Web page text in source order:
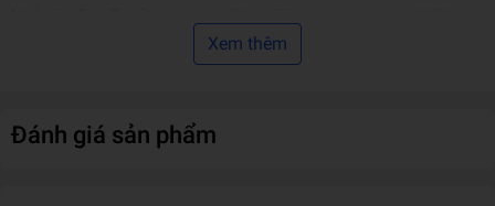
gốc Trường Sa, tỉnh Hồ Nam, Trung Quốc. Cha mẹ bà làm việc tại
tòa soạn Nhật bảo Hồ Nam, bị lên án là phái hữu và phải đi lao
đời trong một nạn đói vào đầu thời kỳ Cách mạng Văn hóa, việc
học của Tiểu Hoa dừng lại ở bậc tiểu học. Năm 1985, ở tuổi ba
Xem thêm
Đánh giá sản phẩm